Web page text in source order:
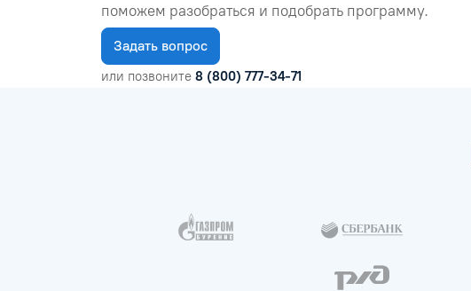
поможем разобраться и подобрать программу.
Задать вопрос
или позвоните 8 (800) 777-34-71